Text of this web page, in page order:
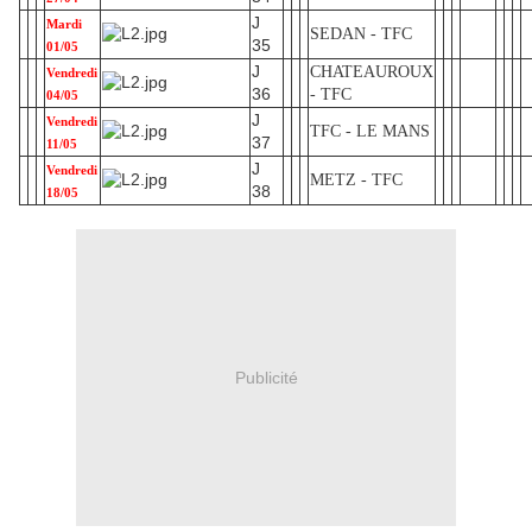
Mardi
01/05
J
35
SEDAN - TFC
Vendredi
04/05
J
36
CHATEAUROUX
- TFC
Vendredi
11/05
J
37
TFC - LE MANS
Vendredi
18/05
J
38
METZ - TFC
Publicité